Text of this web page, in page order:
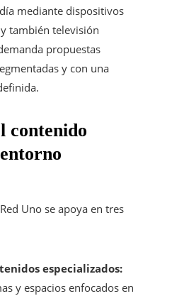
mediante dispositivos
también televisión
propuestas
y con una
contenido
Uno se apoya en tres
especializados:
y espacios enfocados en